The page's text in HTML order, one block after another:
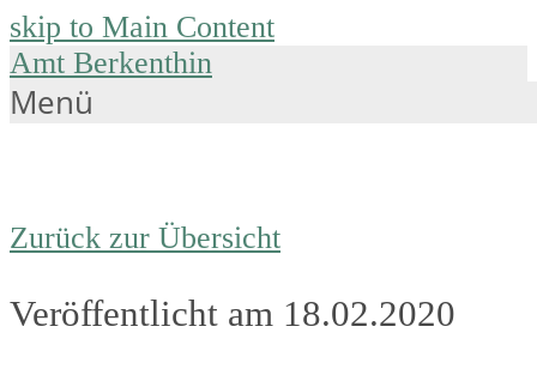
skip to Main Content
Amt Berkenthin
Menü
Zurück zur Übersicht
Veröffentlicht am 18.02.2020